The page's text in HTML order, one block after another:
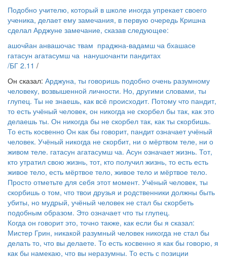
Подобно учителю, который в школе иногда упрекает своего
ученика, делает ему замечания, в первую очередь Кришна
сделал Арджуне замечание, сказав следующее:
ашочйан анвашочас твам праджна-вадамш ча бхашасе
гатасун агатасумш ча нанушочанти пандитах
/БГ 2.11 /
Он сказал: Арджуна, ты говоришь подобно очень разумному
человеку, возвышенной личности. Но, другими словами, ты
глупец. Ты не знаешь, как всё происходит. Потому что пандит,
то есть учёный человек, он никогда не скорбел бы так, как это
делаешь ты. Он никогда бы не скорбел так, как ты скорбишь.
То есть косвенно Он как бы говорит, пандит означает учёный
человек. Учёный никогда не скорбит, ни о мёртвом теле, ни о
живом теле. гатасун агатасумш ча. Асун означает жизнь. Тот,
кто утратил свою жизнь, тот, кто получил жизнь, то есть есть
живое тело, есть мёртвое тело, живое тело и мёртвое тело.
Просто отметьте для себя этот момент. Учёный человек, ты
скорбишь о том, что твои друзья и родственники должны быть
убиты, но мудрый, учёный человек не стал бы скорбеть
подобным образом. Это означает что ты глупец.
Когда он говорит это, точно также, как если бы я сказал:
Мистер Грин, никакой разумный человек никогда не стал бы
делать то, что вы делаете. То есть косвенно я как бы говорю, я
как бы намекаю, что вы неразумны. То есть с позиции